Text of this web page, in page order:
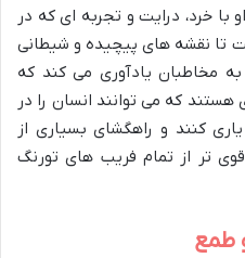
با خرد، درایت و تجربه ای که در
تا نقشه های پیچیده و شیطانی
مخاطبان یادآوری می کند که
هستند که می توانند انسان را در
کنند و راهگشای بسیاری از
تر از تمام فریب های تورنگ
طمع